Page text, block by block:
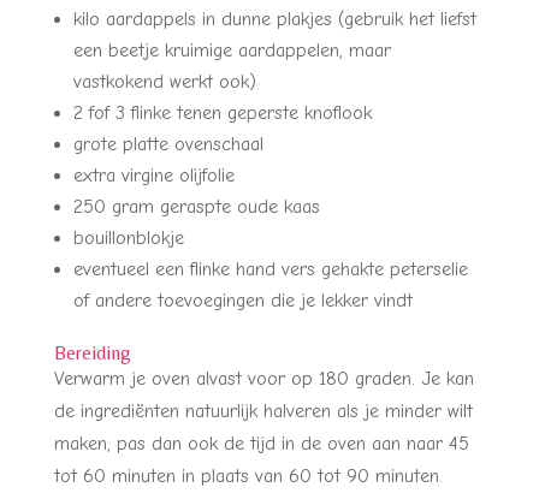
kilo aardappels in dunne plakjes (gebruik het liefst
een beetje kruimige aardappelen, maar
vastkokend werkt ook)
2 fof 3 flinke tenen geperste knoflook
grote platte ovenschaal
extra virgine olijfolie
250 gram geraspte oude kaas
bouillonblokje
eventueel een flinke hand vers gehakte peterselie
of andere toevoegingen die je lekker vindt
Bereiding
Verwarm je oven alvast voor op 180 graden. Je kan
de ingrediënten natuurlijk halveren als je minder wilt
maken, pas dan ook de tijd in de oven aan naar 45
tot 60 minuten in plaats van 60 tot 90 minuten.